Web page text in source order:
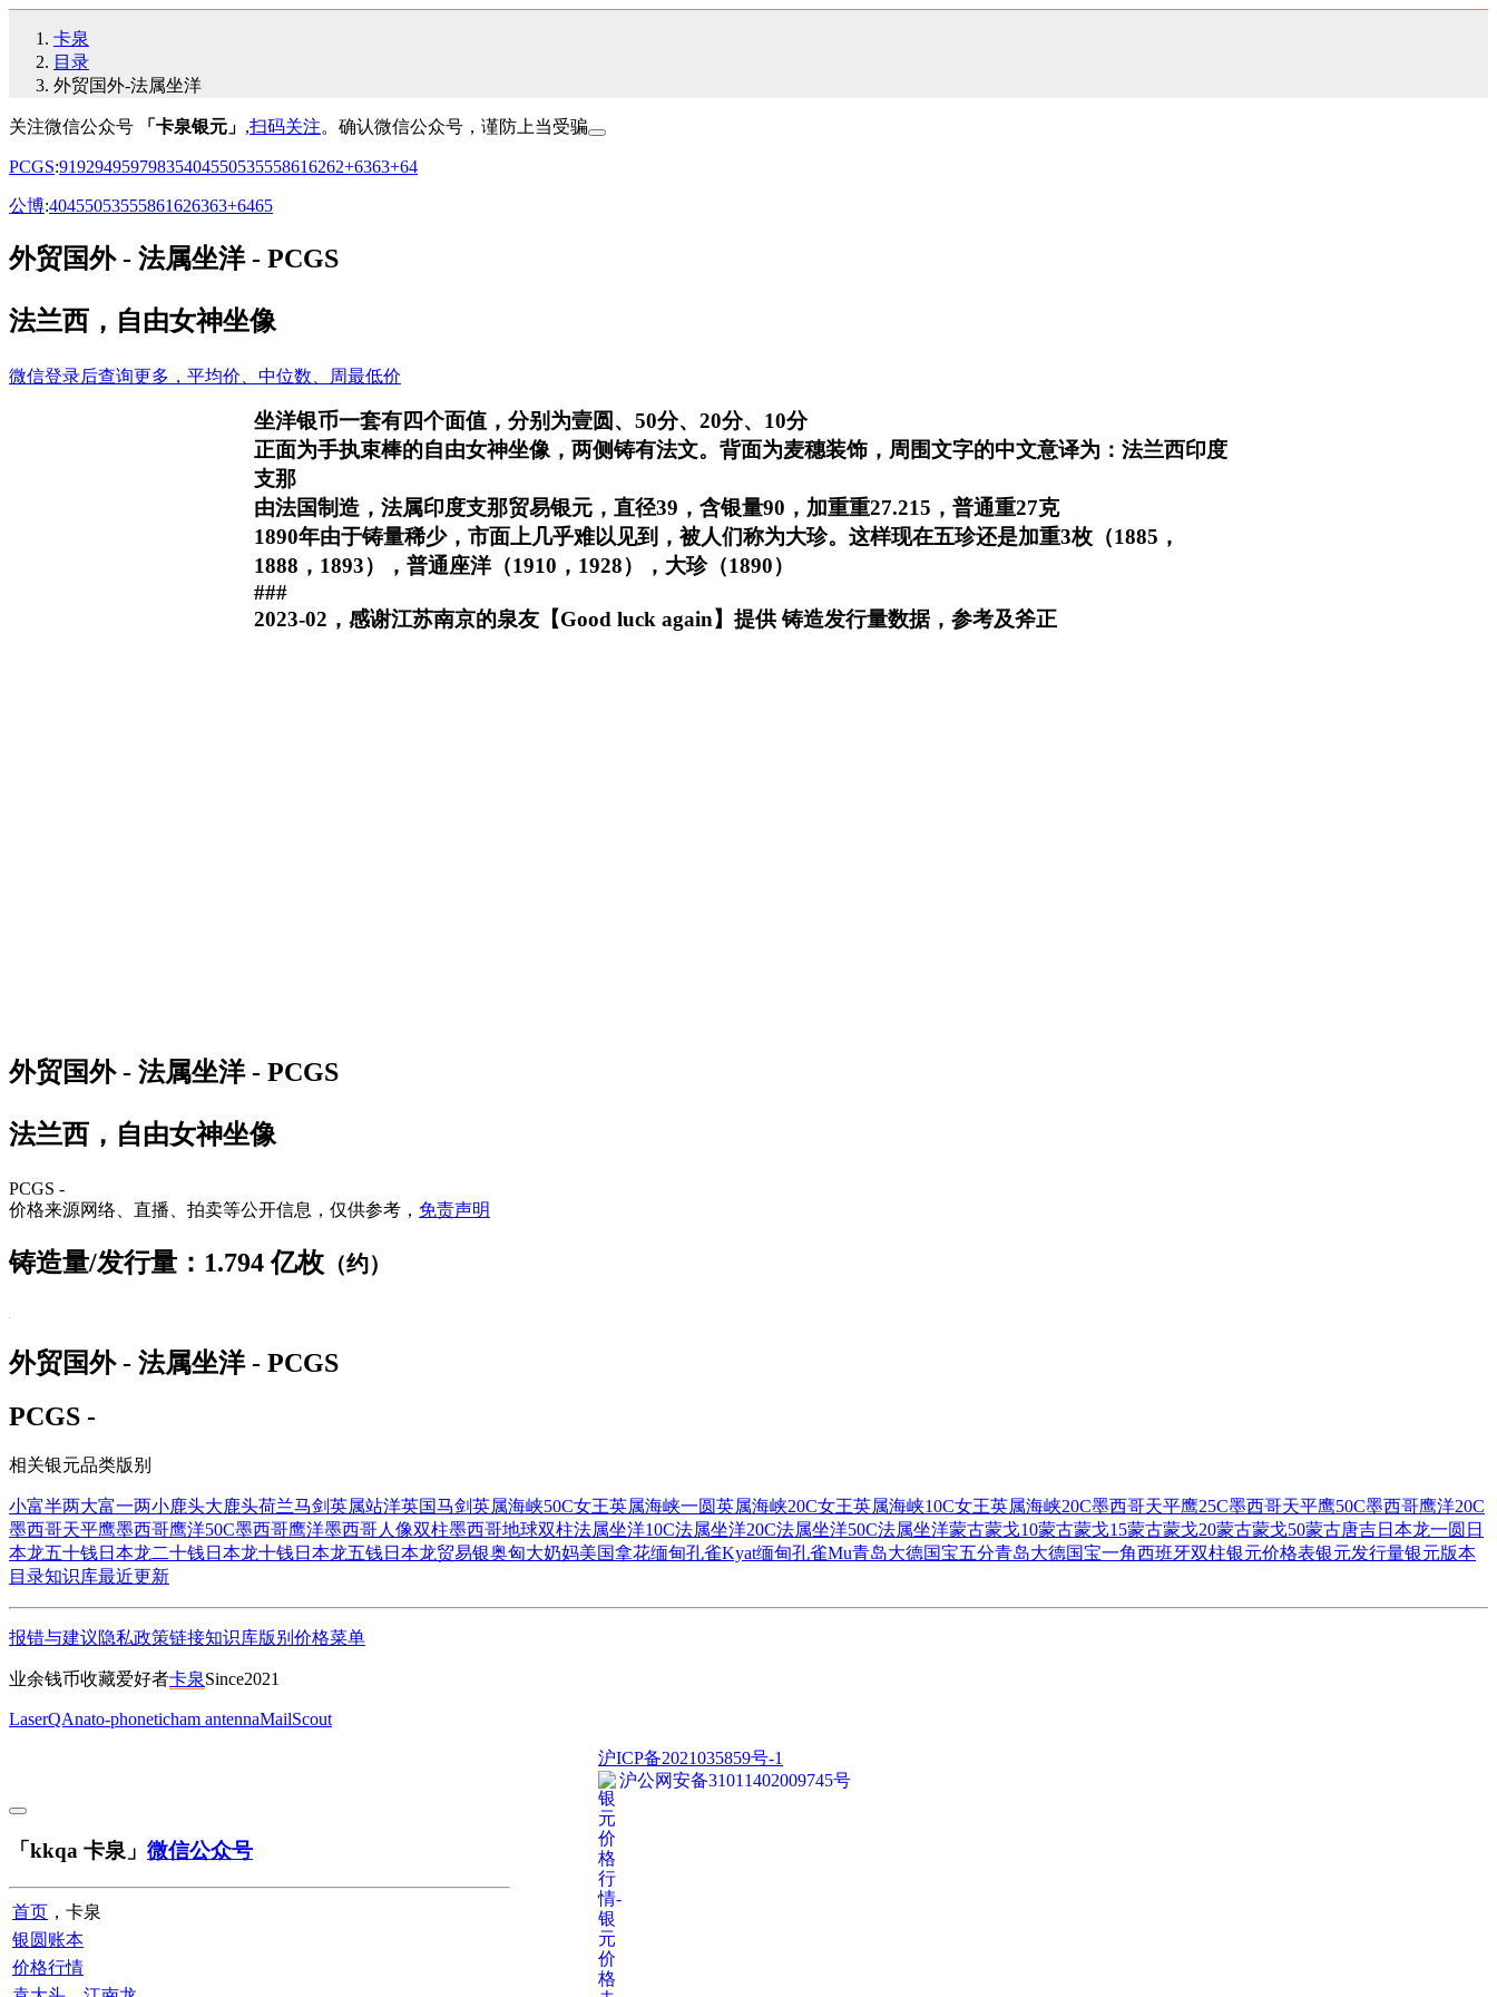
卡泉
目录
外贸国外-法属坐洋
关注微信公众号 「卡泉银元」 ,扫码关注。确认微信公众号，谨防上当受骗
PCGS:91929495979835404550535558616262+6363+64
公博:40455053555861626363+6465
外贸国外 - 法属坐洋 - PCGS
法兰西，自由女神坐像
微信登录后查询更多，平均价、中位数、周最低价
坐洋银币一套有四个面值，分别为壹圆、50分、20分、10分
正面为手执束棒的自由女神坐像，两侧铸有法文。背面为麦穗装饰，周围文字的中文意译为：法兰西印度
支那
由法国制造，法属印度支那贸易银元，直径39，含银量90，加重重27.215，普通重27克
1890年由于铸量稀少，市面上几乎难以见到，被人们称为大珍。这样现在五珍还是加重3枚（1885，
1888，1893），普通座洋（1910，1928），大珍（1890）
###
2023-02，感谢江苏南京的泉友【Good luck again】提供 铸造发行量数据，参考及斧正
外贸国外 - 法属坐洋 - PCGS
法兰西，自由女神坐像
PCGS -
价格来源网络、直播、拍卖等公开信息，仅供参考， 免责声明
铸造量/发行量：1.794 亿枚 （约）
外贸国外 - 法属坐洋 - PCGS
PCGS -
相关银元品类版别
小富半两大富一两小鹿头大鹿头荷兰马剑英属站洋英国马剑英属海峡50C女王英属海峡一圆英属海峡20C女王英属海峡10C女王英属海峡20C墨西哥天平鹰25C墨西哥天平鹰50C墨西哥鹰洋20C
墨西哥天平鹰墨西哥鹰洋50C墨西哥鹰洋墨西哥人像双柱墨西哥地球双柱法属坐洋10C法属坐洋20C法属坐洋50C法属坐洋蒙古蒙戈10蒙古蒙戈15蒙古蒙戈20蒙古蒙戈50蒙古唐吉日本龙一圆 日
本龙五十钱日本龙二十钱日本龙十钱日本龙五钱日本龙贸易银奥匈大奶妈美国拿花缅甸孔雀Kyat缅甸孔雀Mu青岛大德国宝五分青岛大德国宝一角西班牙双柱银元价格表银元发行量银元版本
目录知识库最近更新
报错与建议隐私政策链接知识库版别 价格菜单
业余钱币收藏爱好者卡泉Since2021
LaserQAnato-phoneticham antennaMailScout
沪ICP备2021035859号-1
沪公网安备31011402009745号
「kkqa 卡泉」 微信公众号
首页 ，卡泉
银圆账本
价格行情